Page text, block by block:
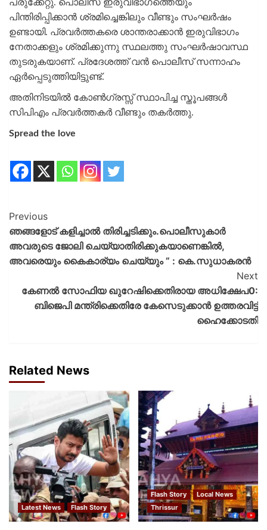
പരുക്കേറ്റു. പൊലീസ് ഇരുവിഭാഗത്തെയും
പിന്തിരിപ്പിക്കാൻ ശ്രമിച്ചെങ്കിലും വീണ്ടും സംഘർഷം
ഉണ്ടായി. പ്രവർത്തകരെ ശാന്തരാക്കാൻ ഇരുവിഭാഗം
നേതാക്കളും ശ്രമിക്കുന്നു സ്ഥലത്തു സംഘർഷാവസ്ഥ
തുടരുകയാണ്. പ്രദേശത്ത് വൻ പൊലീസ് സന്നാഹം
ഏർപ്പെടുത്തിയിട്ടുണ്ട്.
അതിനിടയിൽ കോൺഗ്രസ്സ് സ്ഥാപിച്ച സ്തൂപങ്ങൾ
സിപിഎം പ്രവർത്തകർ വീണ്ടും തകർത്തു.
Spread the love
Previous
ഞങ്ങളോട് കളിച്ചാൽ തിരിച്ചടിക്കും.പൊലീസുകാർ
അവരുടെ ജോലി ചെയ്യാതിരിക്കുകയാണെങ്കിൽ,
അവരെയും കൈകാര്യം ചെയ്യും ” : കെ.സുധാകരൻ
Next
കേണൽ സോഫിയ ഖുറേഷിക്കെതിരായ അധിക്ഷേപ0:
ബിജെപി മന്ത്രിക്കെതിരേ കേസെടുക്കാന്‍ ഉത്തരവിട്ട്
ഹൈക്കോടതി
Related News
Latest News Flash Story
Flash Story
Local News
Thrissur